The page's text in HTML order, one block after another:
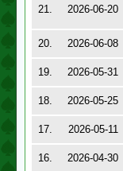
21. 2026-06-20
20. 2026-06-08
19.
2026-05-31
18.
2026-05-25
17.
2026-05-11
16.
2026-04-30